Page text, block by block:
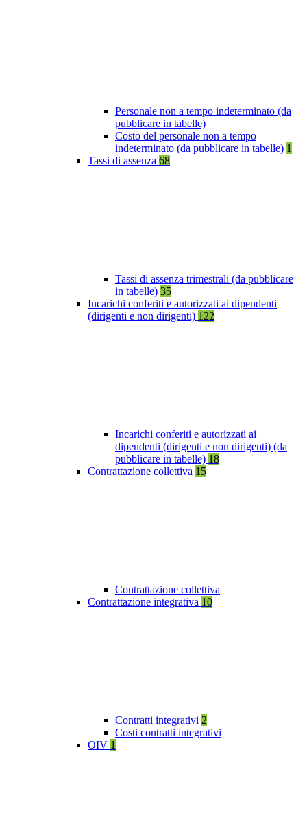
Personale non a tempo indeterminato (da
pubblicare in tabelle)
Costo del personale non a tempo
indeterminato (da pubblicare in tabelle) 1
Tassi di assenza 68
Tassi di assenza trimestrali (da pubblicare
in tabelle) 35
Incarichi conferiti e autorizzati ai dipendenti
(dirigenti e non dirigenti) 122
Incarichi conferiti e autorizzati ai
dipendenti (dirigenti e non dirigenti) (da
pubblicare in tabelle) 18
Contrattazione collettiva 15
Contrattazione collettiva
Contrattazione integrativa 10
Contratti integrativi 2
Costi contratti integrativi
OIV 1